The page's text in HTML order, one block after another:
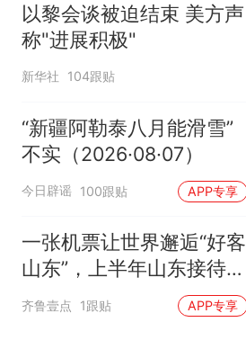
以黎会谈被迫结束 美方声
称"进展积极"
新华社 104跟贴
“新疆阿勒泰八月能滑雪”
不实（2026·08·07）
今日辟谣 100跟贴 APP专享
一张机票让世界邂逅“好客
山东”，上半年山东接待入
境游客增长44.2%
齐鲁壹点 1跟贴 APP专享